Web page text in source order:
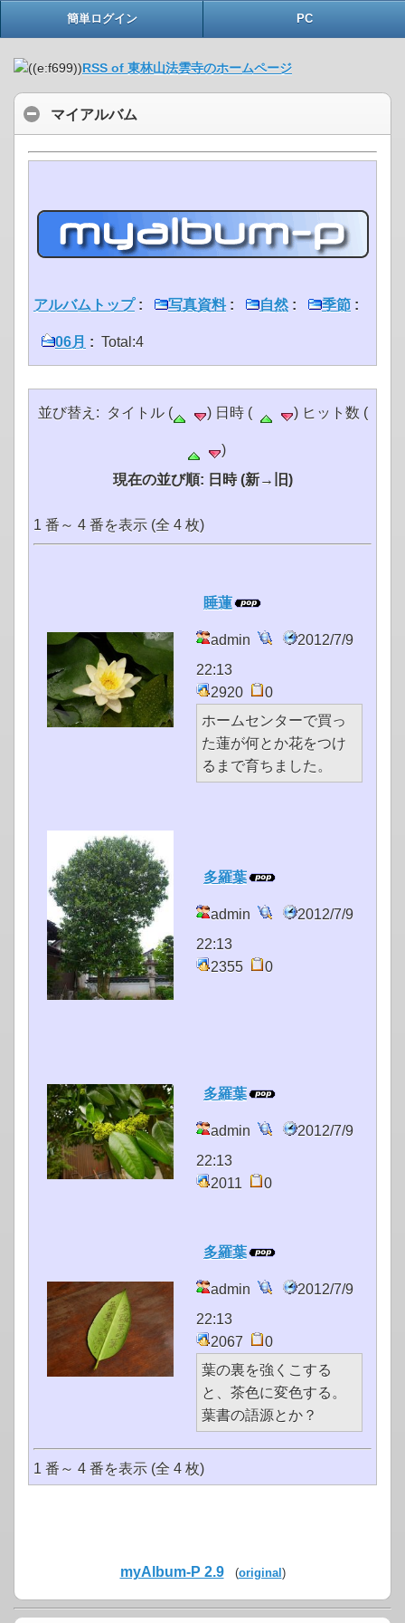
簡単ログイン PC
RSS of 東林山法雲寺のホームページ
マイアルバム
アルバムトップ: 写真資料: 自然: 季節 :
06月 : Total:4
並び替え: タイトル ( ) 日時 ( ) ヒット数 (
)
現在の並び順: 日時 (新→旧)
1 番～ 4 番を表示 (全 4 枚)
睡蓮
admin
2012/7/9
22:13
2920
0
ホームセンターで買っ
た蓮が何とか花をつけ
るまで育ちました。
多羅葉
admin
2012/7/9
22:13
2355
0
多羅葉
admin
2012/7/9
22:13
2011
0
多羅葉
admin
2012/7/9
22:13
2067
0
葉の裏を強くこする
と、茶色に変色する。
葉書の語源とか？
1 番～ 4 番を表示 (全 4 枚)
myAlbum-P 2.9 (original )